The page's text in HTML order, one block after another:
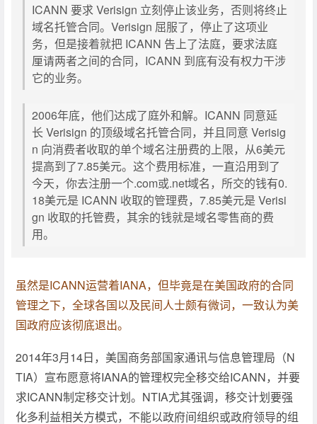
ICANN 要求 Verisign 立刻停止该业务，否则将终止
域名托管合同。Verisign 屈服了，停止了这项业
务，但是接着就把 ICANN 告上了法庭，要求法庭
厘请两者之间的合同，ICANN 到底有没有权力干涉
它的业务。
2006年底，他们达成了庭外和解。ICANN 同意延
长 Verisign 的顶级域名托管合同，并且同意 Verisig
n 向消费者收取的单个域名注册费的上限，从6美元
提高到了7.85美元。这个费用标准，一直沿用到了
今天，你去注册一个.com或.net域名，所交的钱有0.
18美元是 ICANN 收取的管理费，7.85美元是 Verisi
gn 收取的托管费，其余的钱就是域名零售商的费
用。
虽然是ICANN运营着IANA，但毕竟是在美国政府的合同
管理之下，全球各国以及民间人士颇有微词，一致认为美
国政府应该彻底退出。
2014年3月14日，美国商务部国家通讯与信息管理局（N
TIA）宣布愿意将IANA的管理权完全移交给ICANN，并要
求ICANN制定移交计划。NTIA尤其强调，移交计划要强
化多利益相关方模式，不能以政府间组织或政府领导的组